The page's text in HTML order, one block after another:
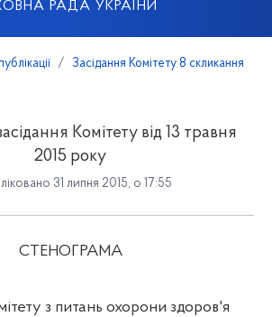
РАДА УКРАЇНИ
Засідання Комітету 8 скликання
Комітету від 13 травня
2015 року
31 липня 2015, о 17:55
СТЕНОГРАМА
з питань охорони здоров'я